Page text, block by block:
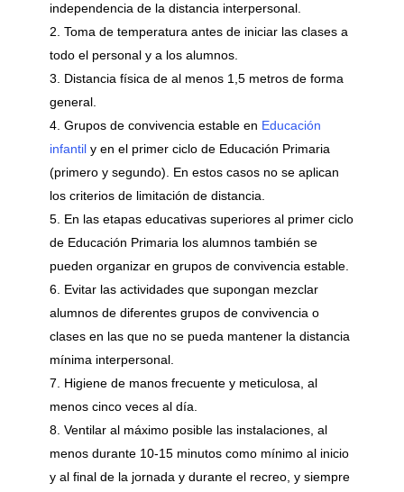
independencia de la distancia interpersonal.
Toma de temperatura antes de iniciar las clases a
todo el personal y a los alumnos.
Distancia física de al menos 1,5 metros de forma
general.
Grupos de convivencia estable en Educación
infantily en el primer ciclo de Educación Primaria
(primero y segundo). En estos casos no se aplican
los criterios de limitación de distancia.
En las etapas educativas superiores al primer ciclo
de Educación Primaria los alumnos también se
pueden organizar en grupos de convivencia estable.
Evitar las actividades que supongan mezclar
alumnos de diferentes grupos de convivencia o
clases en las que no se pueda mantener la distancia
mínima interpersonal.
Higiene de manos frecuente y meticulosa, al
menos cinco veces al día.
Ventilar al máximo posible las instalaciones, al
menos durante 10-15 minutos como mínimo al inicio
y al final de la jornada y durante el recreo, y siempre